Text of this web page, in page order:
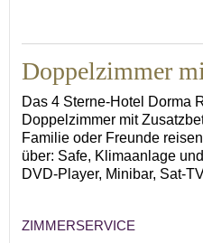
Doppelzimmer
Das 4 Sterne-Hotel Dorma
Doppelzimmer mit
Familie oder Freunde
über: Safe, Klimaanlage
DVD-Player, Minibar, Sat-
ZIMMERSERVICE